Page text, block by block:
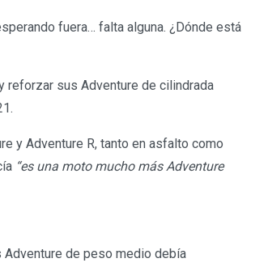
fuera… falta alguna. ¿Dónde está
reforzar sus Adventure de cilindrada
y Adventure R, tanto en asfalto como
“es una moto mucho más Adventure
de peso medio debía